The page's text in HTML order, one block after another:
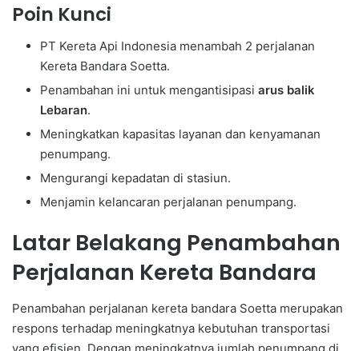
Poin Kunci
PT Kereta Api Indonesia menambah 2 perjalanan
Kereta Bandara Soetta.
Penambahan ini untuk mengantisipasi arus balik
Lebaran.
Meningkatkan kapasitas layanan dan kenyamanan
penumpang.
Mengurangi kepadatan di stasiun.
Menjamin kelancaran perjalanan penumpang.
Latar Belakang Penambahan
Perjalanan Kereta Bandara
Penambahan perjalanan kereta bandara Soetta merupakan
respons terhadap meningkatnya kebutuhan transportasi